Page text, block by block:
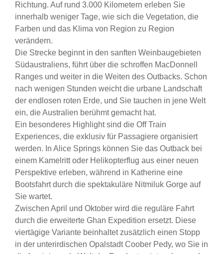
Richtung. Auf rund 3.000 Kilometern erleben Sie
innerhalb weniger Tage, wie sich die Vegetation, die
Farben und das Klima von Region zu Region
verändern.
Die Strecke beginnt in den sanften Weinbaugebieten
Südaustraliens, führt über die schroffen MacDonnell
Ranges und weiter in die Weiten des Outbacks. Schon
nach wenigen Stunden weicht die urbane Landschaft
der endlosen roten Erde, und Sie tauchen in jene Welt
ein, die Australien berühmt gemacht hat.
Ein besonderes Highlight sind die Off Train
Experiences, die exklusiv für Passagiere organisiert
werden. In Alice Springs können Sie das Outback bei
einem Kamelritt oder Helikopterflug aus einer neuen
Perspektive erleben, während in Katherine eine
Bootsfahrt durch die spektakuläre Nitmiluk Gorge auf
Sie wartet.
Zwischen April und Oktober wird die reguläre Fahrt
durch die erweiterte Ghan Expedition ersetzt. Diese
viertägige Variante beinhaltet zusätzlich einen Stopp
in der unterirdischen Opalstadt Coober Pedy, wo Sie in